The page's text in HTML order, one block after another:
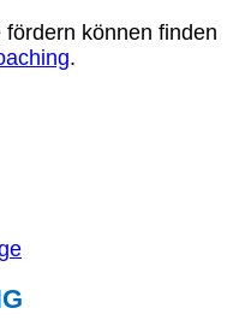
können finden
.